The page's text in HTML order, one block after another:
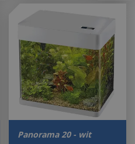
Panorama 20 - wit